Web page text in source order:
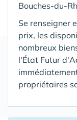
Bouches-du-
Se renseigner
prix, les
nombreux
l'État Futur
propriétaires